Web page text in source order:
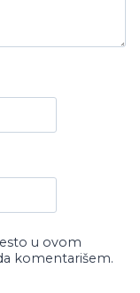
u ovom
komentarišem.